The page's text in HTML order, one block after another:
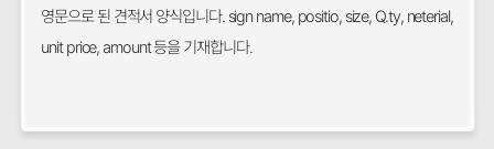
영문으로 된 견적서 양식입니다. sign name, positio, size, Q.ty, neterial,
unit price, amount 등을 기재합니다.